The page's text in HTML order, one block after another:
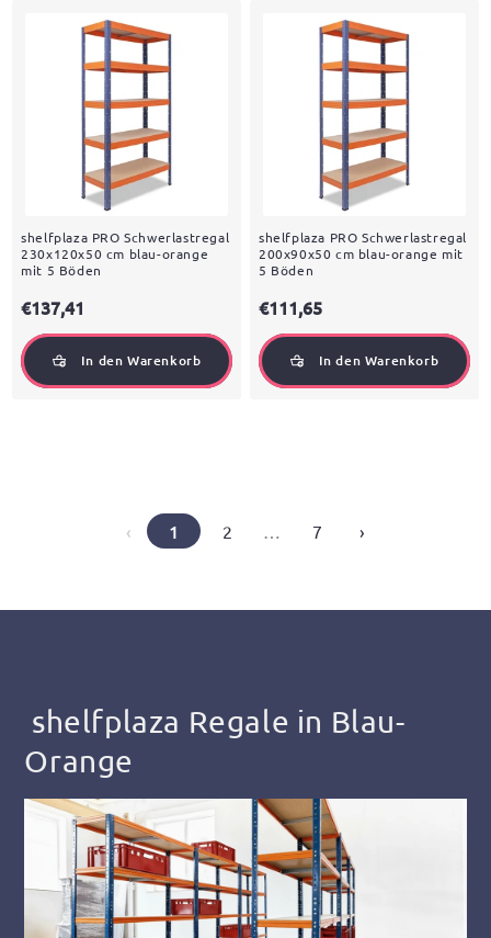
shelfplaza PRO Schwerlastregal
230x120x50 cm blau-orange
mit 5 Böden
€137,41
In den Warenkorb
shelfplaza PRO Schwerlastregal
200x90x50 cm blau-orange mit
5 Böden
€111,65
In den Warenkorb
‹ 1 2 7 ›
shelfplaza Regale in Blau-
Orange